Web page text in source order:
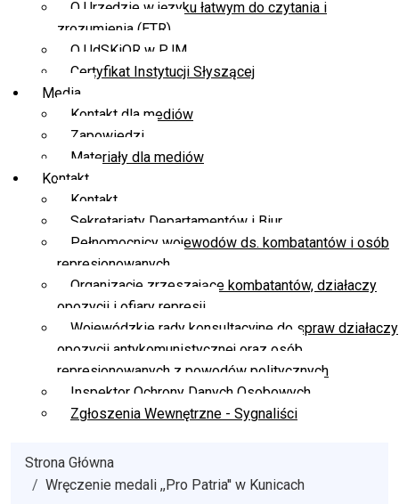
O Urzędzie w języku łatwym do czytania i
zrozumienia (ETR)
O UdSKiOR w PJM
Certyfikat Instytucji Słyszącej
Media
Kontakt dla mediów
Zapowiedzi
Materiały dla mediów
Kontakt
Kontakt
Sekretariaty Departamentów i Biur
Pełnomocnicy wojewodów ds. kombatantów i osób
represjonowanych
Organizacje zrzeszające kombatantów, działaczy
opozycji i ofiary represji
Wojewódzkie rady konsultacyjne do spraw działaczy
opozycji antykomunistycznej oraz osób
represjonowanych z powodów politycznych
Inspektor Ochrony Danych Osobowych
Zgłoszenia Wewnętrzne - Sygnaliści
Strona Główna
Wręczenie medali ,,Pro Patria'' w Kunicach